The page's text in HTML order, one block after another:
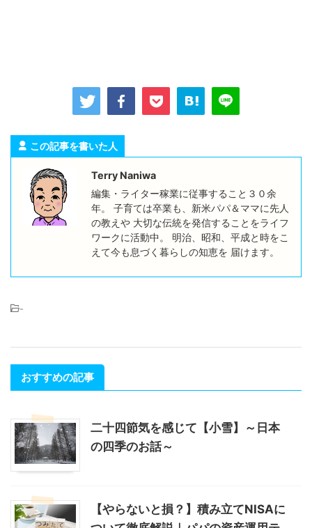
この記事を書いた人
Terry Naniwa
編集・ライター稼業に従事すること３０余
年。 子育ては卒業も、新米パパ＆ママに先人
の教えや 大切な伝統を発信することをライフ
ワークに活動中。 明治、昭和、平成と時をこ
えて今も息づく暮らしの知恵を 届けます。
-
おすすめの記事
二十四節気を感じて【小雪】～日本
の四季のお話～
【やらないと損？】積み立てNISAに